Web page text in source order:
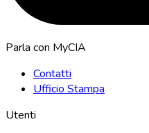
Parla con MyCIA
Contatti
Ufficio Stampa
Utenti